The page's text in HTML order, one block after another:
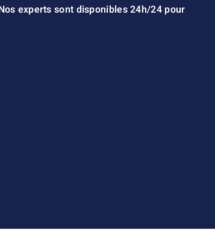
experts sont disponibles 24h/24 pour